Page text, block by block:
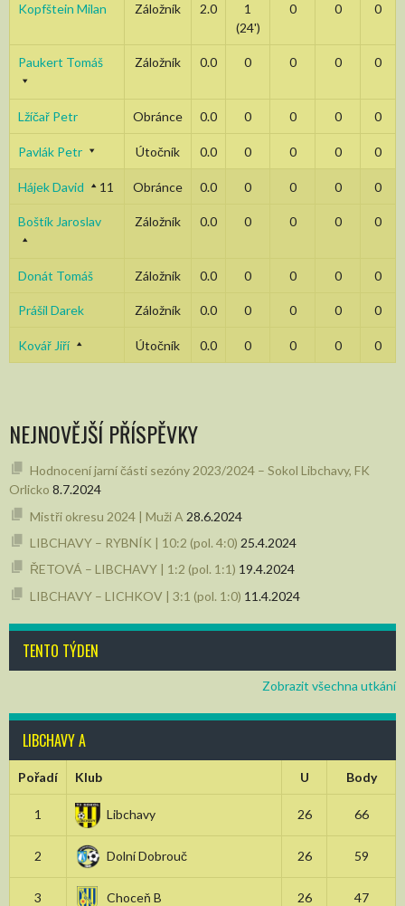
Kopfštein Milan Záložník 2.0
1
(24')
0 0 0
Paukert Tomáš Záložník 0.0 0 0 0 0
Lžíčař Petr Obránce 0.0 0 0 0 0
Pavlák Petr Útočník 0.0 0 0 0 0
Hájek David 11 Obránce 0.0 0 0 0 0
Boštík Jaroslav Záložník 0.0 0 0 0 0
Donát Tomáš Záložník 0.0 0 0 0 0
Prášil Darek Záložník 0.0 0 0 0 0
Kovář Jiří Útočník 0.0 0 0 0 0
NEJNOVĚJŠÍ PŘÍSPĚVKY
Hodnocení jarní části sezóny 2023/2024 – Sokol Libchavy, FK
Orlicko 8.7.2024
Mistři okresu 2024 | Muži A 28.6.2024
LIBCHAVY – RYBNÍK | 10:2 (pol. 4:0) 25.4.2024
ŘETOVÁ – LIBCHAVY | 1:2 (pol. 1:1) 19.4.2024
LIBCHAVY – LICHKOV | 3:1 (pol. 1:0) 11.4.2024
TENTO TÝDEN
Zobrazit všechna utkání
LIBCHAVY A
Pořadí Klub U Body
1 Libchavy 26 66
2 Dolní Dobrouč 26 59
3 Choceň B 26 47